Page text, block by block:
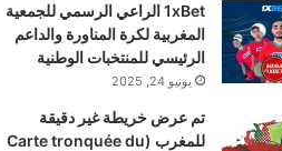
1xBet الراعي الرسمي للجمعية
المغربية لكرة المناورة والداعم
الرئيسي للمنتخبات الوطنية
يونيو 24, 2025
تم عرض خريطة غير دقيقة
للمغرب (Carte tronquée du